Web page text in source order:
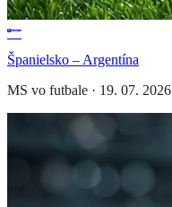
Španielsko – Argentína
MS vo futbale · 19. 07. 2026